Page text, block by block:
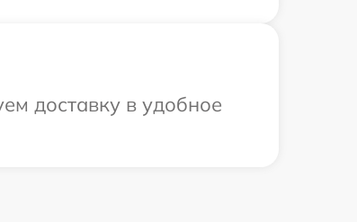
доставку в удобное